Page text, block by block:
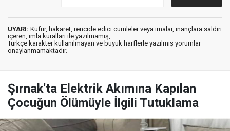
UYARI: Küfür, hakaret, rencide edici cümleler veya imalar, inançlara saldırı
içeren, imla kuralları ile yazılmamış,
Türkçe karakter kullanılmayan ve büyük harflerle yazılmış yorumlar
onaylanmamaktadır.
Şırnak'ta Elektrik Akımına Kapılan
Çocuğun Ölümüyle İlgili Tutuklama